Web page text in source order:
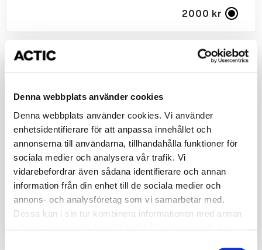
Denna webbplats använder cookies
Denna webbplats använder cookies. Vi använder
enhetsidentifierare för att anpassa innehållet och
annonserna till användarna, tillhandahålla funktioner för
sociala medier och analysera vår trafik. Vi
vidarebefordrar även sådana identifierare och annan
information från din enhet till de sociala medier och
annons- och analysföretag som vi samarbetar med.
Dessa kan i sin tur kombinera informationen med annan
2000 kr
Mellan kalaset
Glasstårta
Smil dricka​
Kaffe till föräldrarna​
Present till födelsedagsbarnet​
Piggebiljett till alla barnen, som kan användas för
en gratis badentré vid annat tillfälle
Korv med bröd
Godispåse
2500 kr